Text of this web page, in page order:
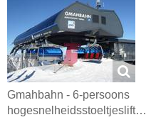
Gmahbahn - 6-persoons
hogesnelheidsstoeltjeslift…